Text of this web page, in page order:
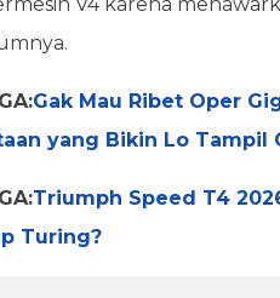
Gak Mau Ribet Oper
yang Bikin Lo Tampil
Triumph Speed T4
Turing?